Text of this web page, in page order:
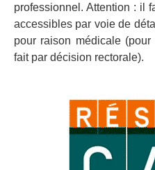
professionnel. Attention : il
accessibles par voie de
pour raison médicale (pour
fait par décision rectorale).